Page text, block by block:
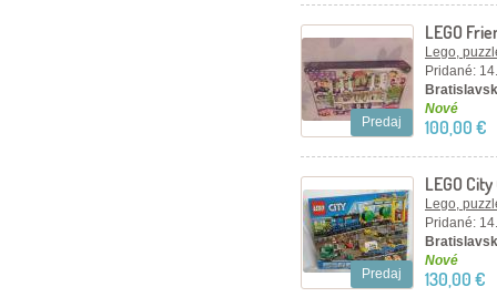
Predaj
LEGO
Lego,
Pridané:
Nové
100,00 €
Predaj
LEGO
Lego,
Pridané:
Nové
130,00 €